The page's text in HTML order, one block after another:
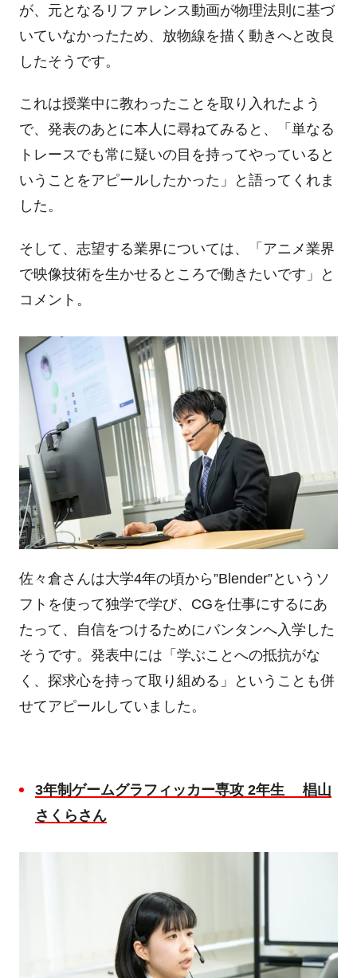
が、元となるリファレンス動画が物理法則に基づ
いていなかったため、放物線を描く動きへと改良
したそうです。
これは授業中に教わったことを取り入れたよう
で、発表のあとに本人に尋ねてみると、「単なる
トレースでも常に疑いの目を持ってやっていると
いうことをアピールしたかった」と語ってくれま
した。
そして、志望する業界については、「アニメ業界
で映像技術を生かせるところで働きたいです」と
コメント。
佐々倉さんは大学4年の頃から”Blender”というソ
フトを使って独学で学び、 CGを仕事にするにあ
たって、自信をつけるためにバンタンへ入学した
そうです。発表中には「学ぶことへの抵抗がな
く、探求心を持って取り組める」ということも併
せてアピールしていました。
3年制ゲームグラフィッカー専攻2年生
椙山
さくらさん